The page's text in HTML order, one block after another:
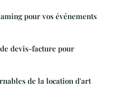
pour vos événements
devis-facture pour
de la location d'art